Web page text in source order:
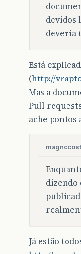
devidos
deveria
Está
(http://
Mas a
Pull
ache pontos
dizendo
Já estão